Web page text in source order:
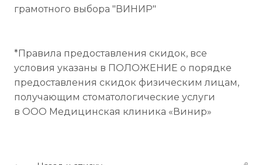
грамотного выбора "ВИНИР"
*Правила предоставления скидок, все
условия указаны в ПОЛОЖЕНИЕ о порядке
предоставления скидок физическим лицам,
получающим стоматологические услуги
в ООО Медицинская клиника «Винир»